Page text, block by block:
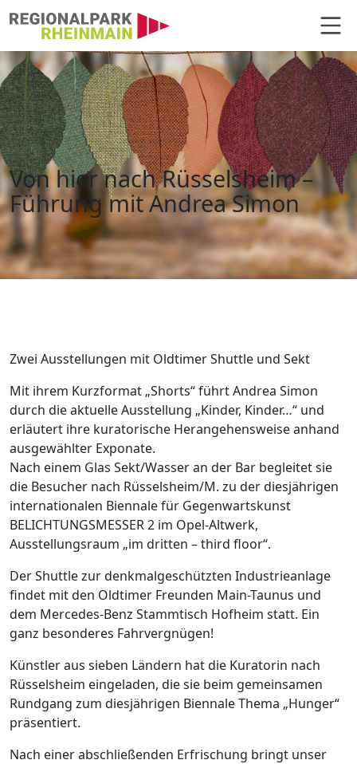
Von hier nach Rüsselsheim –
Hauptnavigation
Von hier nach Rüsselsheim –
Führung mit Andrea Simon
Zwei Ausstellungen mit Oldtimer Shuttle und Sekt
Mit ihrem Kurzformat „Shorts“ führt Andrea Simon
durch die aktuelle Ausstellung „Kinder, Kinder…“ und
erläutert ihre kuratorische Herangehensweise anhand
ausgewählter Exponate.
Nach einem Glas Sekt/Wasser an der Bar begleitet sie
die Besucher nach Rüsselsheim/M. zu der diesjährigen
internationalen Biennale für Gegenwartskunst
BELICHTUNGSMESSER 2 im Opel-Altwerk,
Ausstellungsraum „im dritten – third floor“.
Der Shuttle zur denkmalgeschützten Industrieanlage
findet mit den Oldtimer Freunden Main-Taunus und
dem Mercedes-Benz Stammtisch Hofheim statt. Ein
ganz besonderes Fahrvergnügen!
Künstler aus sieben Ländern hat die Kuratorin nach
Rüsselsheim eingeladen, die sie beim gemeinsamen
Rundgang zum diesjährigen Biennale Thema „Hunger“
präsentiert.
Nach einer abschließenden Erfrischung bringt unser